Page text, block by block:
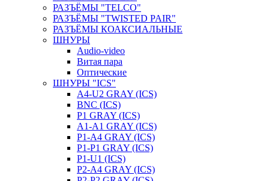
РАЗЪЁМЫ "TELCO"
РАЗЪЁМЫ "TWISTED PAIR"
РАЗЪЁМЫ КОАКСИАЛЬНЫЕ
ШНУРЫ
Audio-video
Витая пара
Оптические
ШНУРЫ "ICS"
A4-U2 GRAY (ICS)
BNC (ICS)
P1 GRAY (ICS)
A1-A1 GRAY (ICS)
P1-A4 GRAY (ICS)
P1-P1 GRAY (ICS)
P1-U1 (ICS)
P2-A4 GRAY (ICS)